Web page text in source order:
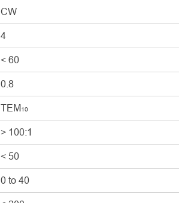
CW
4
< 60
0.8
TEM10
> 100:1
< 50
0 to 40